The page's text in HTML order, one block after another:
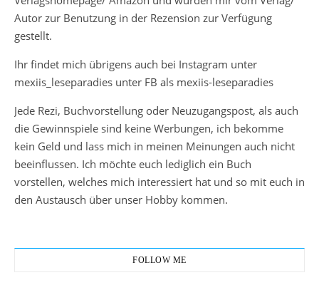
Autor zur Benutzung in der Rezension zur Verfügung
gestellt.
Ihr findet mich übrigens auch bei Instagram unter
mexiis_leseparadies unter FB als mexiis-leseparadies
Jede Rezi, Buchvorstellung oder Neuzugangspost, als auch
die Gewinnspiele sind keine Werbungen, ich bekomme
kein Geld und lass mich in meinen Meinungen auch nicht
beeinflussen. Ich möchte euch lediglich ein Buch
vorstellen, welches mich interessiert hat und so mit euch in
den Austausch über unser Hobby kommen.
FOLLOW ME